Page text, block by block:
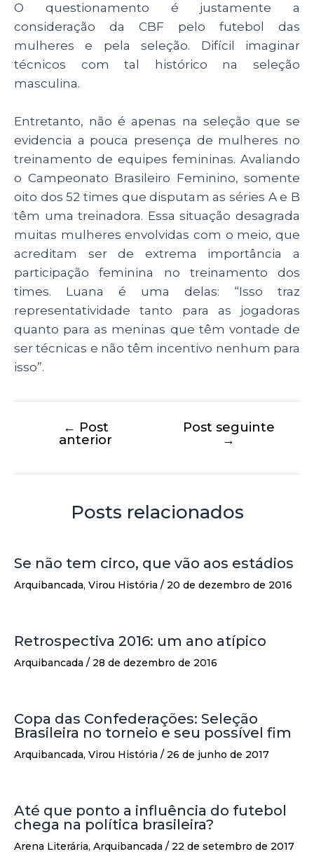
O questionamento é justamente a
consideração da CBF pelo futebol das
mulheres e pela seleção. Difícil imaginar
técnicos com tal histórico na seleção
masculina.
Entretanto, não é apenas na seleção que se
evidencia a pouca presença de mulheres no
treinamento de equipes femininas. Avaliando
o Campeonato Brasileiro Feminino, somente
oito dos 52 times que disputam as séries A e B
têm uma treinadora. Essa situação desagrada
muitas mulheres envolvidas com o meio, que
acreditam ser de extrema importância a
participação feminina no treinamento dos
times. Luana é uma delas: “Isso traz
representatividade tanto para as jogadoras
quanto para as meninas que têm vontade de
ser técnicas e não têm incentivo nenhum para
isso”.
← Post
anterior
Post seguinte
→
Posts relacionados
Se não tem circo, que vão aos estádios
Arquibancada, Virou História / 20 de dezembro de 2016
Retrospectiva 2016: um ano atípico
Arquibancada / 28 de dezembro de 2016
Copa das Confederações: Seleção
Brasileira no torneio e seu possível fim
Arquibancada, Virou História / 26 de junho de 2017
Até que ponto a influência do futebol
chega na política brasileira?
Arena Literária, Arquibancada / 22 de setembro de 2017